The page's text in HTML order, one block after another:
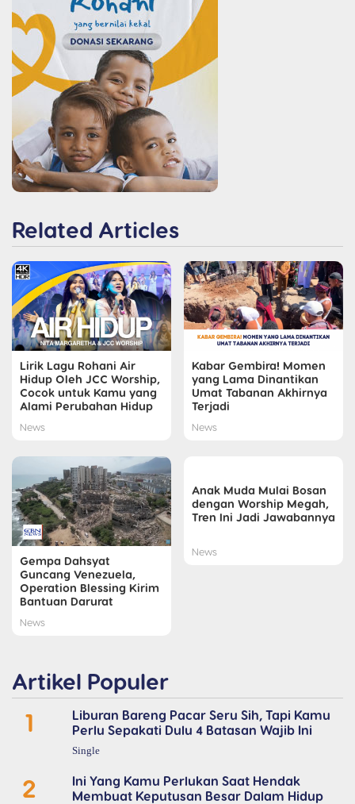
Related Articles
Lirik Lagu Rohani Air
Hidup Oleh JCC Worship,
Cocok untuk Kamu yang
Alami Perubahan Hidup
News
Kabar Gembira! Momen
yang Lama Dinantikan
Umat Tabanan Akhirnya
Terjadi
News
Gempa Dahsyat
Guncang Venezuela,
Operation Blessing Kirim
Bantuan Darurat
News
Anak Muda Mulai Bosan
dengan Worship Megah,
Tren Ini Jadi Jawabannya
News
Artikel Populer
1
Liburan Bareng Pacar Seru Sih, Tapi Kamu
Perlu Sepakati Dulu 4 Batasan Wajib Ini
Single
2
Ini Yang Kamu Perlukan Saat Hendak
Membuat Keputusan Besar Dalam Hidup